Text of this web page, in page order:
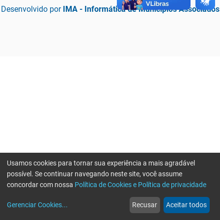
Desenvolvido por IMA - Informática de Municípios Associados
web
Notícias
more_horiz
Mais
Usamos cookies para tornar sua experiência a mais agradável
possível. Se continuar navegando neste site, você assume
concordar com nossa Política de Cookies e Política de privacidade
Gerenciar Cookies... Recusar Aceitar todos
Erro ao enviar informações, por favor tente novamente